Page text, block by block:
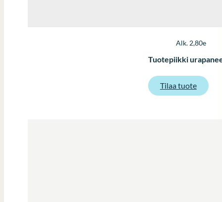
Alk. 2,80e
Tuotepiikki
Tilaa tuote: